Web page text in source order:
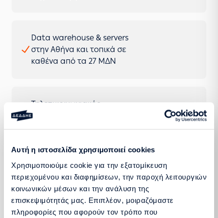
Αυτή η ιστοσελίδα χρησιμοποιεί cookies
Χρησιμοποιούμε cookie για την εξατομίκευση
περιεχομένου και διαφημίσεων, την παροχή λειτουργιών
κοινωνικών μέσων και την ανάλυση της
επισκεψιμότητάς μας. Επιπλέον, μοιραζόμαστε
πληροφορίες που αφορούν τον τρόπο που
Data warehouse & servers
στην Αθήνα και τοπικά σε
καθένα από τα 27 ΜΔΝ
Τηλεπικοινωνιακός
εξοπλισμός
Στρατηγικός πυλώνας
μετασχηματισμού